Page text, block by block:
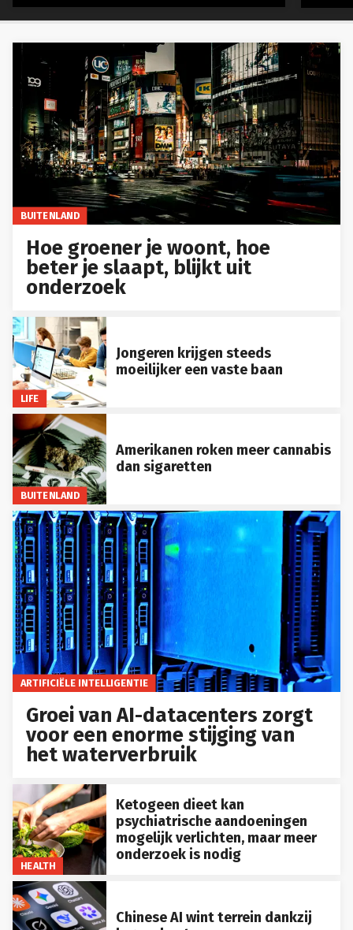
BUITENLAND
Hoe groener je woont, hoe
beter je slaapt, blijkt uit
onderzoek
LIFE
Jongeren krijgen steeds
moeilijker een vaste baan
BUITENLAND
Amerikanen roken meer cannabis
dan sigaretten
ARTIFICIËLE INTELLIGENTIE
Groei van AI-datacenters zorgt
voor een enorme stijging van
het waterverbruik
HEALTH
Ketogeen dieet kan
psychiatrische aandoeningen
mogelijk verlichten, maar meer
onderzoek is nodig
Chinese AI wint terrein dankzij